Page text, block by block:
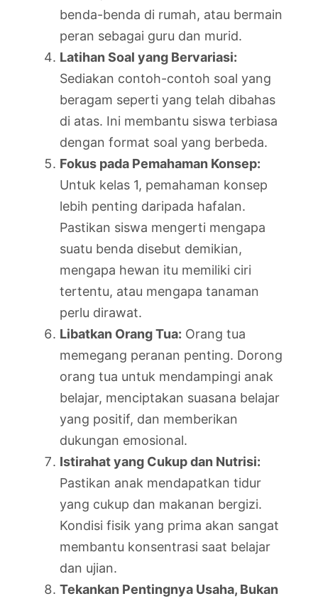
benda-benda di rumah, atau bermain
peran sebagai guru dan murid.
Latihan Soal yang Bervariasi:
Sediakan contoh-contoh soal yang
beragam seperti yang telah dibahas
di atas. Ini membantu siswa terbiasa
dengan format soal yang berbeda.
Fokus pada Pemahaman Konsep:
Untuk kelas 1, pemahaman konsep
lebih penting daripada hafalan.
Pastikan siswa mengerti mengapa
suatu benda disebut demikian,
mengapa hewan itu memiliki ciri
tertentu, atau mengapa tanaman
perlu dirawat.
Libatkan Orang Tua: Orang tua
memegang peranan penting. Dorong
orang tua untuk mendampingi anak
belajar, menciptakan suasana belajar
yang positif, dan memberikan
dukungan emosional.
Istirahat yang Cukup dan Nutrisi:
Pastikan anak mendapatkan tidur
yang cukup dan makanan bergizi.
Kondisi fisik yang prima akan sangat
membantu konsentrasi saat belajar
dan ujian.
Tekankan Pentingnya Usaha, Bukan